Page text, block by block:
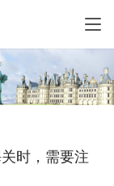
时，需要注